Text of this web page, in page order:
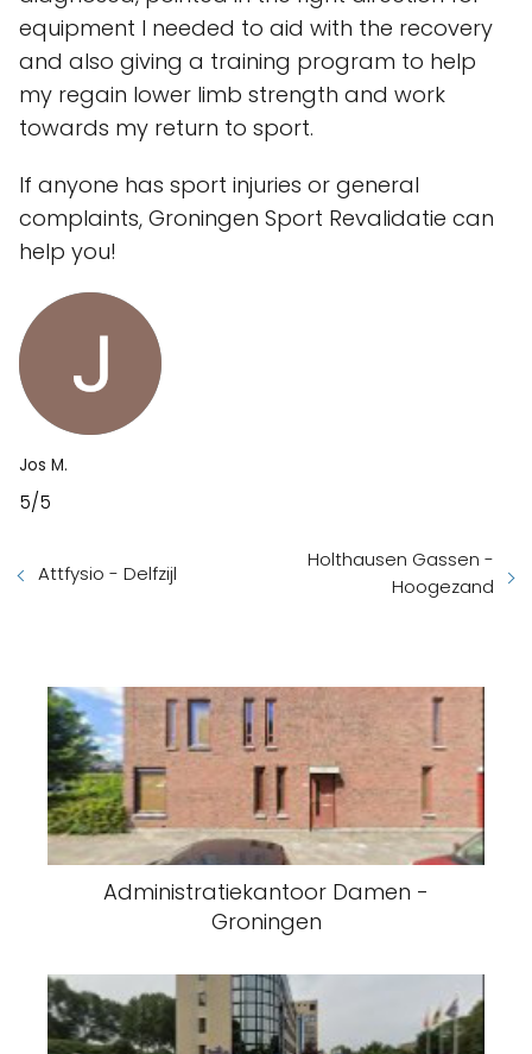
equipment I needed to aid with the recovery
and also giving a training program to help
my regain lower limb strength and work
towards my return to sport.
If anyone has sport injuries or general
complaints, Groningen Sport Revalidatie can
help you!
Jos M.
5/5
Attfysio - Delfzijl
Holthausen Gassen -
Hoogezand
Administratiekantoor Damen -
Groningen